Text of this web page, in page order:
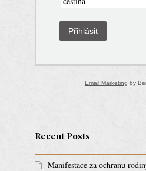
Přihlásit
Email Marketing by
Recent Posts
Manifestace za ochranu